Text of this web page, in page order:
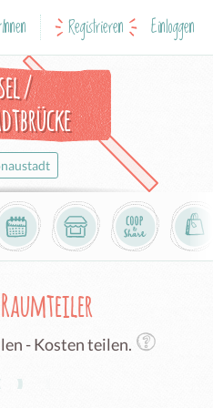
Registrieren Einloggen
/
Raumteiler
- Kosten teilen.